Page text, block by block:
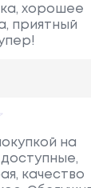
хорошее
приятный
на
качество